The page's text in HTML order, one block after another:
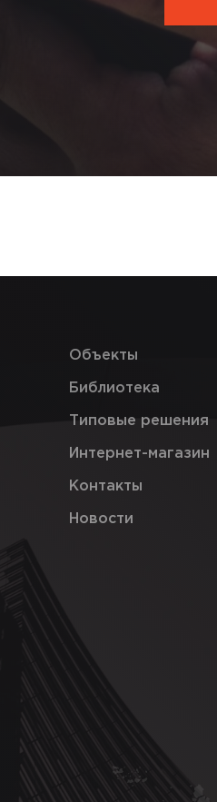
Объекты
Библиотека
Типовые решения
Интернет-магазин
Контакты
Новости